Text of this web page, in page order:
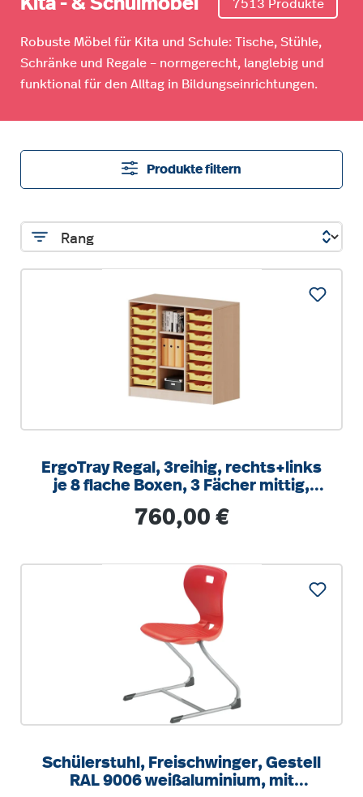
7513 Produkte
Robuste Möbel für Kita und Schule: Tische, Stühle,
Schränke und Regale – normgerecht, langlebig und
funktional für den Alltag in Bildungseinrichtungen.
Produkte filtern
ErgoTray Regal, 3reihig, rechts+links
je 8 flache Boxen, 3 Fächer mittig,
Regulärer Preis:
760,00 €
Schülerstuhl, Freischwinger, Gestell
RAL 9006 weißaluminium, mit